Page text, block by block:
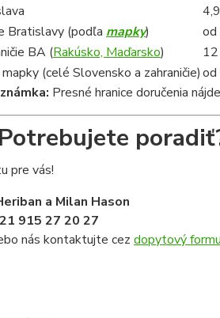
Bratislavy (podľa mapky)
BA (Rakúsko, Maďarsko)
(celé Slovensko a zahraničie)
Presné hranice doručenia
pre vás!
a Milan Hason
915 27 20 27
nás kontaktujte cez dopytový